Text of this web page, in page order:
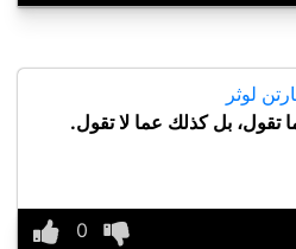
لوثر
بل كذلك عما لا تقول.